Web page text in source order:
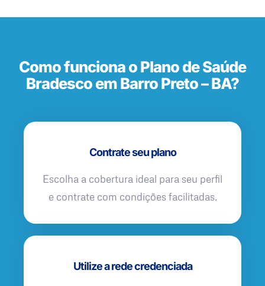
Como funciona o Plano de Saúde
Bradesco em Barro Preto – BA?
Contrate seu plano
Escolha a cobertura ideal para seu perfil
e contrate com condições facilitadas.
Utilize a rede credenciada